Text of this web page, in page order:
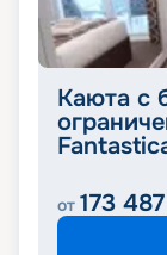
Каюта с
от 173 487